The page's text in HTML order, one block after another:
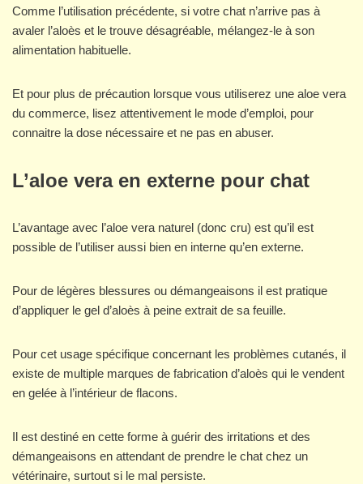
Comme l’utilisation précédente, si votre chat n’arrive pas à
avaler l’aloès et le trouve désagréable, mélangez-le à son
alimentation habituelle.
Et pour plus de précaution lorsque vous utiliserez une aloe vera
du commerce, lisez attentivement le mode d’emploi, pour
connaitre la dose nécessaire et ne pas en abuser.
L’aloe vera en externe pour chat
L’avantage avec l’aloe vera naturel (donc cru) est qu’il est
possible de l’utiliser aussi bien en interne qu’en externe.
Pour de légères blessures ou démangeaisons il est pratique
d’appliquer le gel d’aloès à peine extrait de sa feuille.
Pour cet usage spécifique concernant les problèmes cutanés, il
existe de multiple marques de fabrication d’aloès qui le vendent
en gelée à l’intérieur de flacons.
Il est destiné en cette forme à guérir des irritations et des
démangeaisons en attendant de prendre le chat chez un
vétérinaire, surtout si le mal persiste.